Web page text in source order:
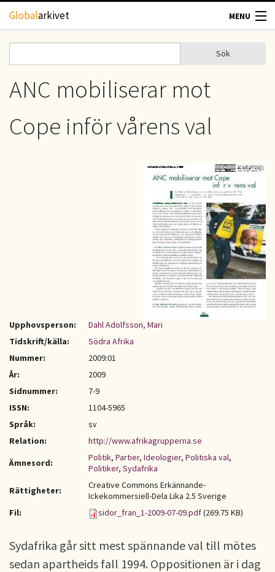
Hoppa till huvudinnehåll
Globalarkivet MENU
TIDSKRIFTER
Sökformulär
Sök
ANC mobiliserar mot
Cope inför vårens val
Upphovsperson:
Dahl Adolfsson, Mari
Tidskrift/källa:
Södra Afrika
Nummer:
2009:01
År:
2009
Sidnummer:
7-9
ISSN:
1104-5965
Språk:
sv
Relation:
http://www.afrikagrupperna.se
Ämnesord:
Politik, Partier, Ideologier, Politiska val,
Politiker, Sydafrika
Rättigheter:
Creative Commons Erkännande-
Ickekommersiell-Dela Lika 2.5 Sverige
Fil:
sidor_fran_1-2009-07-09.pdf(269.75 KB)
Sydafrika går sitt mest spännande val till mötes
sedan apartheids fall 1994. Oppositionen är i dag